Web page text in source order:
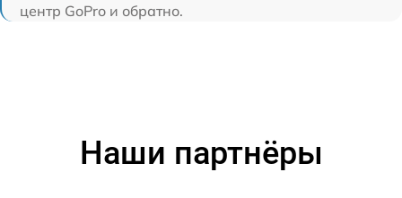
центр GoPro и обратно.
Наши партнёры